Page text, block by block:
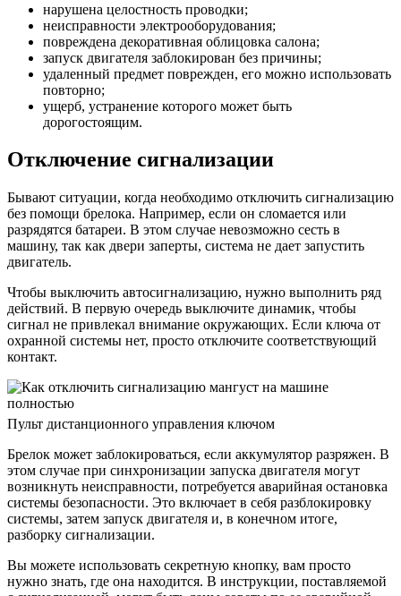
нарушена целостность проводки;
неисправности электрооборудования;
повреждена декоративная облицовка салона;
запуск двигателя заблокирован без причины;
удаленный предмет поврежден, его можно использовать
повторно;
ущерб, устранение которого может быть
дорогостоящим.
Отключение сигнализации
Бывают ситуации, когда необходимо отключить сигнализацию
без помощи брелока. Например, если он сломается или
разрядятся батареи. В этом случае невозможно сесть в
машину, так как двери заперты, система не дает запустить
двигатель.
Чтобы выключить автосигнализацию, нужно выполнить ряд
действий. В первую очередь выключите динамик, чтобы
сигнал не привлекал внимание окружающих. Если ключа от
охранной системы нет, просто отключите соответствующий
контакт.
Пульт дистанционного управления ключом
Брелок может заблокироваться, если аккумулятор разряжен. В
этом случае при синхронизации запуска двигателя могут
возникнуть неисправности, потребуется аварийная остановка
системы безопасности. Это включает в себя разблокировку
системы, затем запуск двигателя и, в конечном итоге,
разборку сигнализации.
Вы можете использовать секретную кнопку, вам просто
нужно знать, где она находится. В инструкции, поставляемой